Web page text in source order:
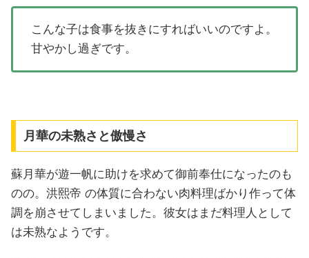
こんな子は食事を抜きにすればいいのですよ。
甘やかし過ぎです。
月華の未熟さと傲慢さ
蘇月華が遊一帆に助けを求めて御前奉仕になったのも
のの。洪熙帝 の体質に合わない肉料理ばかり作って体
調を崩させてしまいました。彼女はまだ料理人として
は未熟なようです。